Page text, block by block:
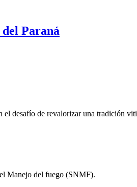
Paraná
desafío de revalorizar una tradición
Manejo del fuego (SNMF).